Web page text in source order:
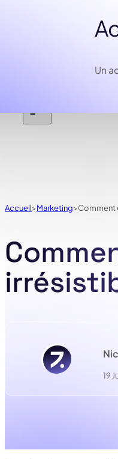
Un
Accueil Marketing Comment
19